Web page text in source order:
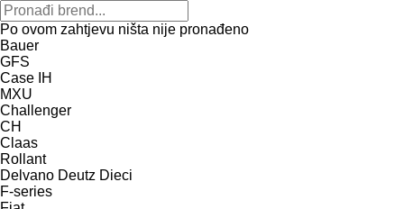
Po ovom zahtjevu ništa nije pronađeno
Bauer
GFS
Case IH
MXU
Challenger
CH
Claas
Rollant
Delvano Deutz Dieci
F-series